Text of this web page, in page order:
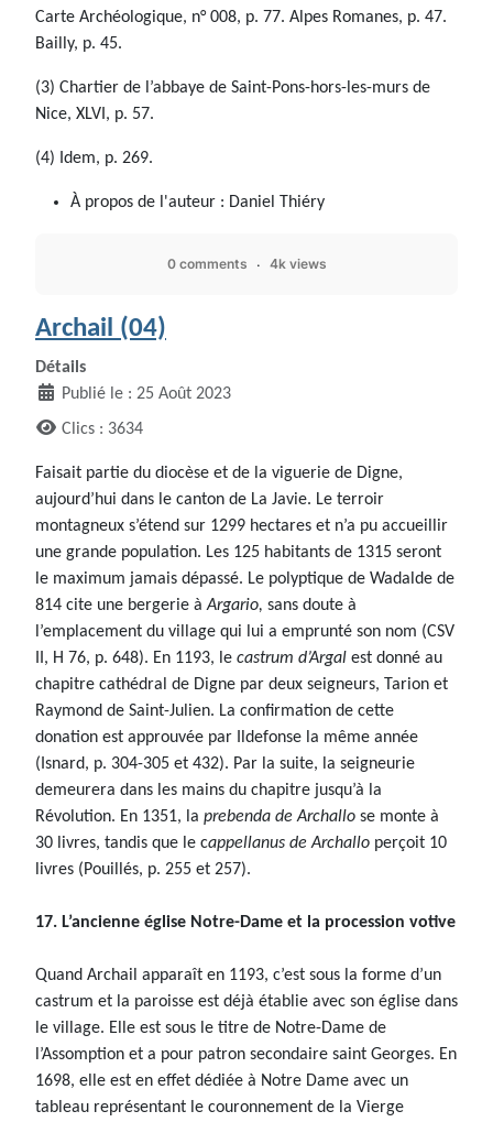
Carte Archéologique, n° 008, p. 77. Alpes Romanes, p. 47.
Bailly, p. 45.
(3) Chartier de l’abbaye de Saint-Pons-hors-les-murs de
Nice, XLVI, p. 57.
(4) Idem, p. 269.
À propos de l'auteur : Daniel Thiéry
0 comments 4k views
Archail (04)
Détails
Publié le : 25 Août 2023
Clics : 3634
Faisait partie du diocèse et de la viguerie de Digne,
aujourd’hui dans le canton de La Javie. Le terroir
montagneux s’étend sur 1299 hectares et n’a pu accueillir
une grande population. Les 125 habitants de 1315 seront
le maximum jamais dépassé. Le polyptique de Wadalde de
814 cite une bergerie àArgario, sans doute à
l’emplacement du village qui lui a emprunté son nom (CSV
II, H 76, p. 648). En 1193, le castrum d’Argal est donné au
chapitre cathédral de Digne par deux seigneurs, Tarion et
Raymond de Saint-Julien. La confirmation de cette
donation est approuvée par Ildefonse la même année
(Isnard, p. 304-305 et 432). Par la suite, la seigneurie
demeurera dans les mains du chapitre jusqu’à la
Révolution. En 1351, la prebenda de Archallo se monte à
30 livres, tandis que le cappellanus de Archallo perçoit 10
livres (Pouillés, p. 255 et 257).
17. L’ancienne église Notre-Dame et la procession votive
Quand Archail apparaît en 1193, c’est sous la forme d’un
castrum et la paroisse est déjà établie avec son église dans
le village. Elle est sous le titre de Notre-Dame de
l’Assomption et a pour patron secondaire saint Georges. En
1698, elle est en effet dédiée à Notre Dame avec un
tableau représentant le couronnement de la Vierge